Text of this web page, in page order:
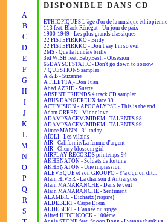
A
B
C
D
E
F
G
H
I
J
K
L
M
N
O
P
Q
R
S
DISPONIBLE DANS CD
ÉTHIOPIQUES L'âge d'or de la musique éthiopienne
113 feat. Black Rénégat - Un jour de paix
1900-1949 - Les plus grands classiques
22 PISTEPIRKKO - Birdy
22 PISTEPIRKKO - Don't say I'm so evil
2MS - Que la lumière brille
3rd WISH feat. BabyBash - Obsesion
65DAYSOFSTATIC - Don't go down to sorrow
7 QUESTIONS sampler
A & B - Suzanne
A FILETTA - Don Juan
Abed AZRIÉ - Suerte
ABSENT FRIENDS 4 track CD sampler
ABUS DANGEREUX face 39
ACTIVISION - APOCALYPSE - This is the end
Adam GREEN - Minor love
ADAMI/SACEM/MIDEM - TALENTS 98
ADAMI/SACEM/MIDEM - TALENTS 99
Aimee MANN - 31 today
AÏOLI - Les vilains
AIR - Californie/La femme d'argent
AIR - Cherry blossom girl
AIRPLAY RECORDS printemps 94
AKHENATON - Soldats de fortune
AKHENATON - Une impression
ALÉVÊQUE et son GROUPO - Y'a c'qu'on dit...
Alain HIVER - La chanson d'Antraigues
Alain MANARANCHE - Dans le vent
Alain MANARANCHE - Sentiment
ALAMBIC - Dichaïtz (respire)
ALDEBERT - Carpe Diem
ALDEBERT - L'année du singe
Alfred HITCHCOCK - 100ème